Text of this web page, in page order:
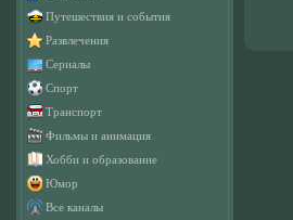
Путешествия и события
Развлечения
Сериалы
Спорт
Транспорт
Фильмы и анимация
Хобби и образование
Юмор
Все каналы